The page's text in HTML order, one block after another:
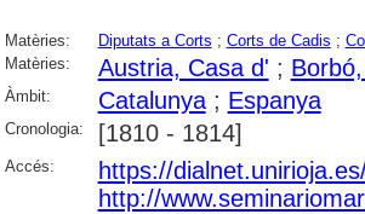
Matèries: Diputats a Corts ; Corts de Cadis ;
Matèries:
Austria, Casa d' ;
Àmbit: Catalunya; Espanya
Cronologia: [1810 - 1814]
Accés:
https://
http://